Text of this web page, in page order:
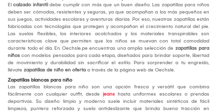
El calzado infantil debe cumplir con más que un buen diseño. Las zapatillas para niños
deben ser cómodas, resistentes y seguras, ya que acompañan a los más pequeños en
sus juegos, actividades escolares y aventuras diarias. Por eso, nuestras zapatillas están
fabricadas con tecnologías que protegen y acompañan el crecimiento natural del pie.
Las suelas flexibles, los interiores acolchados y los materiales transpirables son
características clave que permiten que los niños se muevan con total comodidad
durante todo el día. En Oechsle.pe encuentras una amplia selección de zapatillas para
niños con modelos pensados para cada etapa, diseñados para brindar soporte, libertad
de movimiento y durabilidad sin sacrificar el estilo. Para sorprender a tu engreído,
llévate zapatillas de niño en oferta a través de la página web de Oechsle.
Zapatillas blancas para niño
Las zapatillas blancas para niño son una opción fresca y versátil que combina
fácilmente con cualquier outfit, desde jeans hasta uniformes escolares o prendas
deportivas. Su diseño limpio y moderno suele incluir materiales sintéticos de fácil
limpieza, puntera reforzada y suela antideslizante que brinda buena tracción en